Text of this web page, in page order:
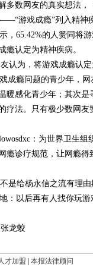
多数网友的真实想法
游戏成瘾”列入精神
，65.42%的人赞同将
瘾认定为精神疾病。
认为，将游戏成瘾认定
成瘾问题的青少年，网
暖感化青少年；其次
疗法。只有极少数网友
：为世界卫生组
瘾诊疗规范，让网瘾
是给杨永信之流有理由
：以后再有人找你玩游
龙蛟
才加盟 本报法律顾问